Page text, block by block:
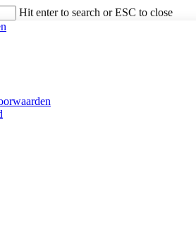
Hit enter to search or ESC to close